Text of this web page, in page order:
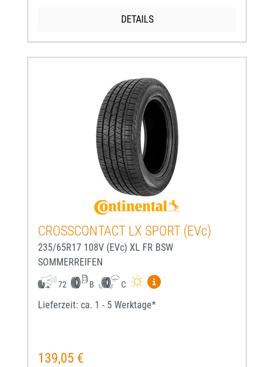
DETAILS
CROSSCONTACT LX SPORT (EVc)
235/65R17 108V (EVc) XL FR BSW
SOMMERREIFEN
72 B C
Mehr Informationen zum
Lieferzeit: ca. 1 - 5 Werktage*
Regulärer Preis:
139,05 €